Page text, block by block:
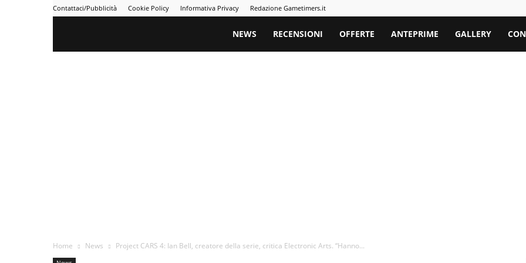
Contattaci/Pubblicità Cookie Policy Informativa Privacy Redazione Gametimers.it
Gametimers
NEWS RECENSIONI OFFERTE ANTEPRIME GALLERY
Home News Project CARS 4: Ian Bell, creatore della serie, critica Electronic Arts. “Hanno...